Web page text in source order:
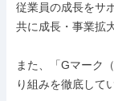
従業員の成長をサ
共に成長・事業拡
また、「Gマーク
り組みを徹底して